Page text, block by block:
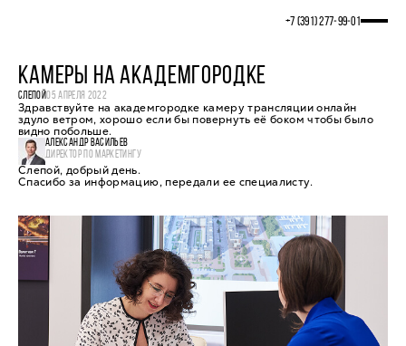
+7 (391) 277‒99‒01
КАМЕРЫ НА АКАДЕМГОРОДКЕ
СЛЕПОЙ05 АПРЕЛЯ 2022
Здравствуйте на академгородке камеру трансляции онлайн
здуло ветром, хорошо если бы повернуть её боком чтобы было
видно побольше.
АЛЕКСАНДР ВАСИЛЬЕВ
ДИРЕКТОР ПО МАРКЕТИНГУ
Слепой, добрый день.
Спасибо за информацию, передали ее специалисту.